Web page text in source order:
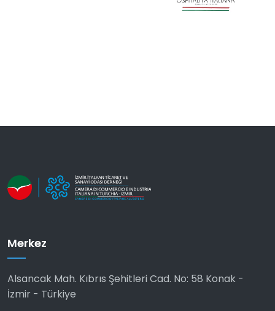
Merkez
Alsancak Mah. Kıbrıs Şehitleri Cad. No: 58 Konak -
İzmir - Türkiye